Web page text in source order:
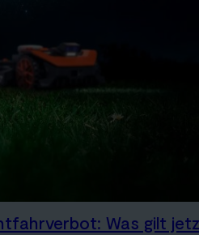
Was gilt